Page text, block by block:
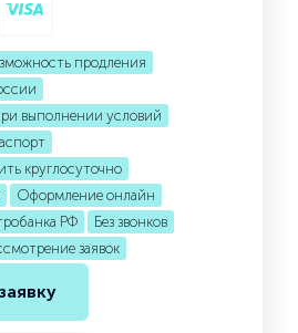
продления
выполнении условий
круглосуточно
Оформление онлайн
РФ
Без звонков
заявок